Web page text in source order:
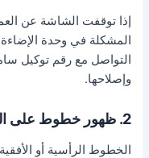
إذا توقفت الشاشة عن
المشكلة في وحدة الإضاءة
التواصل مع رقم توكيل
وإصلاحها.
2. ظهور خطوط على الشاشة
الخطوط الرأسية أو